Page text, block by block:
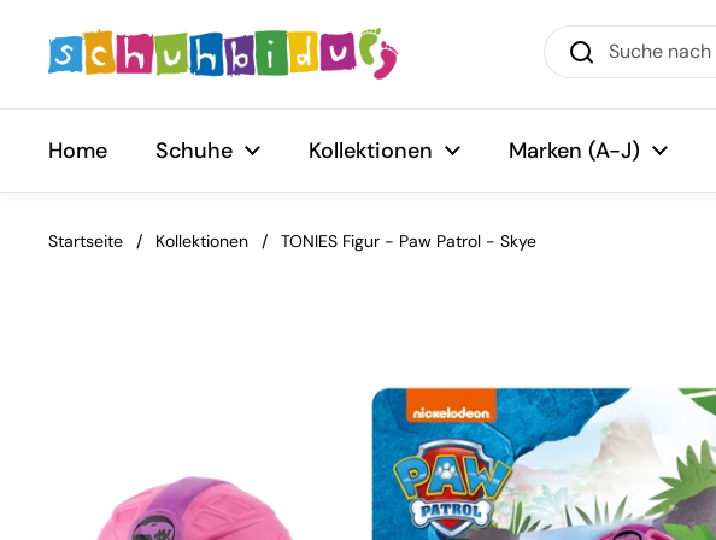
Home Schuhe Kollektionen Marken (A-J)
Startseite / Kollektionen / TONIES Figur - Paw Patrol - Skye